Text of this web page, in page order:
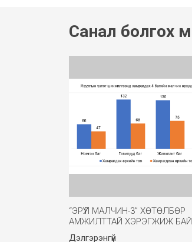
Санал болгох
“ЭРҮҮЛ МАЛЧИН-3” ХӨТӨЛБӨР
АМЖИЛТТАЙ ХЭРЭГЖИЖ
Дэлгэрэнгүй